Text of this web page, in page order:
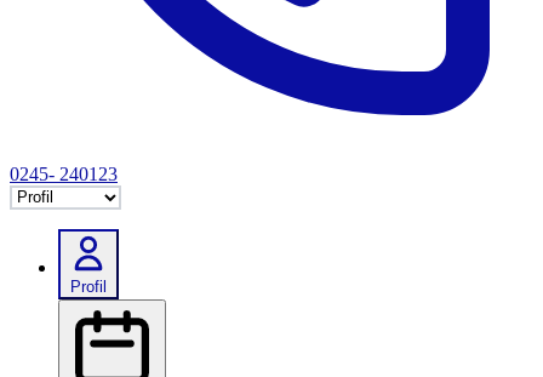
0245- 240123
Selectează tab
Profil